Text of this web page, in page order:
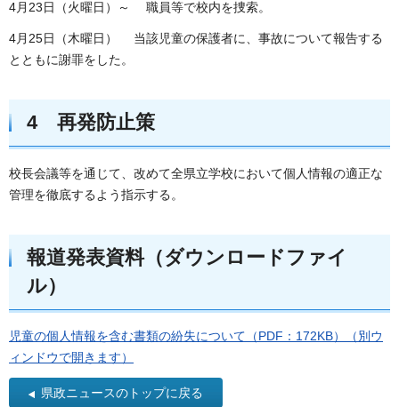
4月23日（火曜日）～ 職員等で校内を捜索。
4月25日（木曜日） 当該児童の保護者に、事故について報告する
とともに謝罪をした。
4 再発防止策
校長会議等を通じて、改めて全県立学校において個人情報の適正な
管理を徹底するよう指示する。
報道発表資料（ダウンロードファイ
ル）
児童の個人情報を含む書類の紛失について（PDF：172KB）（別ウ
ィンドウで開きます）
県政ニュースのトップに戻る